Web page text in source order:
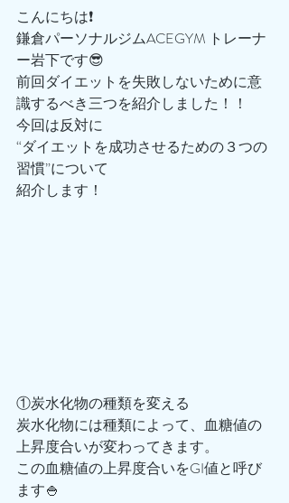
こんにちは❗️
鎌倉パーソナルジムACEGYM トレーナ
ー岩下です😎
前回ダイエットを失敗しないために意
識するべき三つを紹介しました！！
今回は反対に
“ダイエットを成功させるための３つの
習慣”について
紹介します！
①炭水化物の種類を変える
炭水化物には種類によって、血糖値の
上昇度合いが変わってきます。
この血糖値の上昇度合いをGI値と呼び
ます🍚